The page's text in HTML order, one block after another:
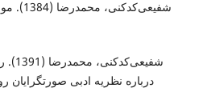
درباره نظریه ادبی